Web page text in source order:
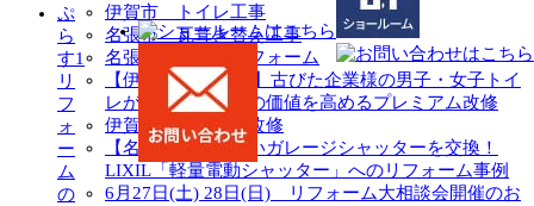
ぷ
ら
す1
リ
フ
ォ
ー
ム
の
伊賀市 トイレ工事
名張市 瓦葺き替え工事
名張市 トイレリフォーム
【伊賀市 施工事例】古びた企業様の男子・女子トイ
レが大変身！空間の価値を高めるプレミアム改修
伊賀市 キッチン改修
【名張市】動かないガレージシャッターを交換！
LIXIL「軽量電動シャッター」へのリフォーム事例
6月27日(土) 28日(日) リフォーム大相談会開催のお